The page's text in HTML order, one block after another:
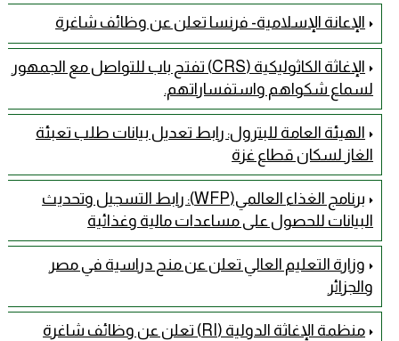
الإعانة الإسلامية- فرنسا تعلن عن وظائف شاغرة
الإغاثة الكاثوليكية (CRS) تفتح باب للتواصل مع الجمهور
لسماع شكواهم واستفساراتهم.
الهيئة العامة للبترول: رابط تعديل بيانات طلب تعبئة
الغاز لسكان قطاع غزة
برنامج الغذاء العالمي(WFP): رابط التسجيل وتحديث
البيانات للحصول على مساعدات مالية وغذائية
وزارة التعليم العالي تعلن عن منح دراسية في مصر
والجزائر
منظمة الإغاثة الدولية (RI) تعلن عن وظائف شاغرة